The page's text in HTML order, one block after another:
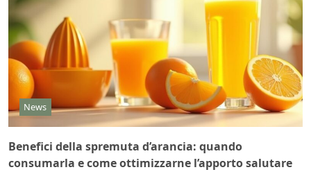
News
Benefici della spremuta d’arancia: quando
consumarla e come ottimizzarne l’apporto salutare